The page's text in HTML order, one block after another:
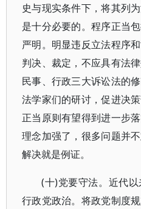
史与现实条件下，将其列
是十分必要的。程序正当
严明。明显违反立法程序
判决、裁定，不应具有法
民事、行政三大诉讼法的
法学家们的研讨，促进决
正当原则有望得到进一步
理念加强了，很多问题并
解决就是例证。
(十)党要守法。近代
行政党政治。将政党制度